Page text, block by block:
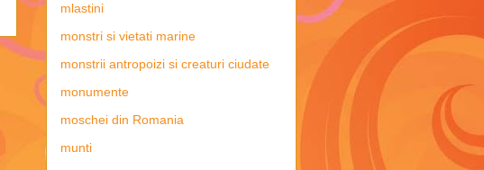
mlastini
monstri si vietati marine
monstrii antropoizi si creaturi ciudate
monumente
moschei din Romania
munti